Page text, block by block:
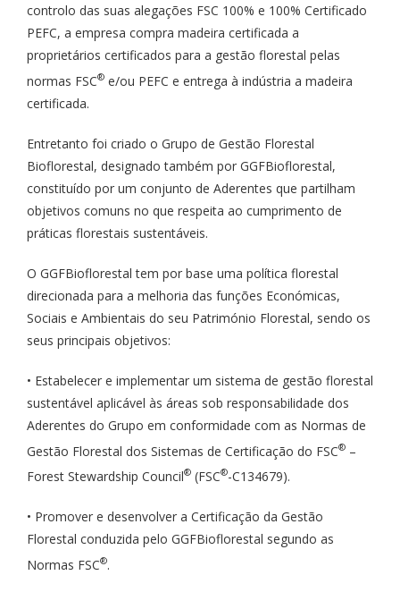
controlo das suas alegações FSC 100% e 100% Certificado
PEFC, a empresa compra madeira certificada a
proprietários certificados para a gestão florestal pelas
normas FSC® e/ou PEFC e entrega à indústria a madeira
certificada.
Entretanto foi criado o Grupo de Gestão Florestal
Bioflorestal, designado também por GGFBioflorestal,
constituído por um conjunto de Aderentes que partilham
objetivos comuns no que respeita ao cumprimento de
práticas florestais sustentáveis.
O GGFBioflorestal tem por base uma política florestal
direcionada para a melhoria das funções Económicas,
Sociais e Ambientais do seu Património Florestal, sendo os
seus principais objetivos:
• Estabelecer e implementar um sistema de gestão florestal
sustentável aplicável às áreas sob responsabilidade dos
Aderentes do Grupo em conformidade com as Normas de
Gestão Florestal dos Sistemas de Certificação do FSC® –
Forest Stewardship Council® (FSC®-C134679).
• Promover e desenvolver a Certificação da Gestão
Florestal conduzida pelo GGFBioflorestal segundo as
Normas FSC®.